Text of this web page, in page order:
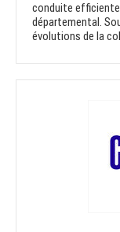
conduite
départemental.
évolutions de la